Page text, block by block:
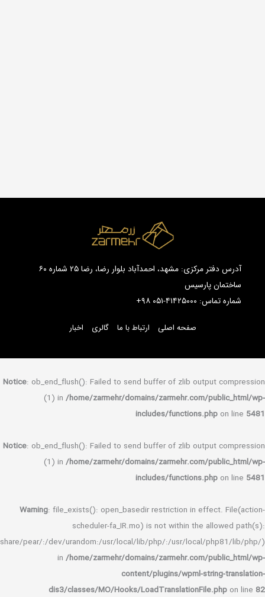
آدرس دفتر مرکزی: مشهد، احمدآباد بلوار رضا، رضا ۲۵ شماره ۶۰
Notice :
(1) in/
Notice :
(1) in/
Warning:
(/home/zarmehr/:/tmp:/var/tmp:/opt/alt/php81/usr/share/pear/:/dev/
in/
dis3/